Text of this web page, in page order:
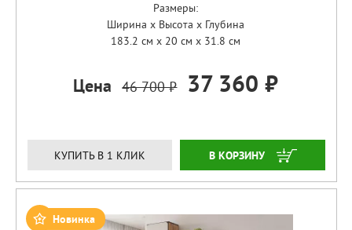
Размеры:
Ширина x Высота x Глубина
183.2 см x 20 см x 31.8 см
Цена 46 700 ₽ 37 360 ₽
КУПИТЬ В 1 КЛИК ЗАКАЗАТЬ
Новинка